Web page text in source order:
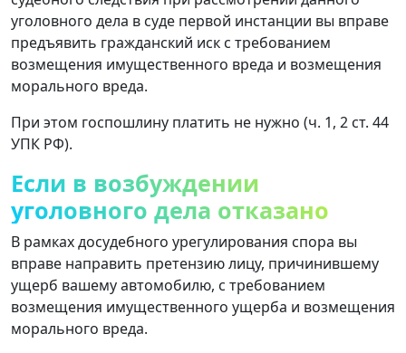
уголовного дела в суде первой инстанции вы вправе
предъявить гражданский иск с требованием
возмещения имущественного вреда и возмещения
морального вреда.
При этом госпошлину платить не нужно (ч. 1, 2 ст. 44
УПК РФ).
Если в возбуждении
уголовного дела отказано
В рамках досудебного урегулирования спора вы
вправе направить претензию лицу, причинившему
ущерб вашему автомобилю, с требованием
возмещения имущественного ущерба и возмещения
морального вреда.